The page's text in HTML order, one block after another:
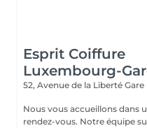
Esprit Coiffure
Luxembourg-
52, Avenue de la Liberté Gare
Nous vous accueillons dans
rendez-vous. Notre équipe